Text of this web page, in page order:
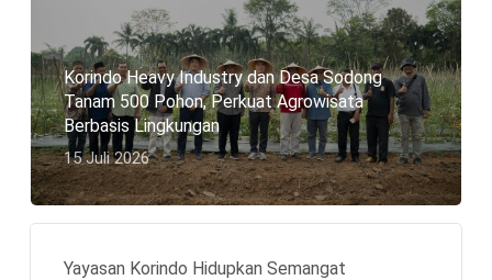
Korindo Heavy Industry dan Desa Sodong
Tanam 500 Pohon, Perkuat Agrowisata
Berbasis Lingkungan
15 Juli 2026
Yayasan Korindo Hidupkan Semangat